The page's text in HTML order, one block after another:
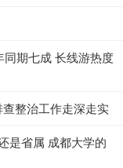
期七成 长线游热度
整治工作走深走实
是省属 成都大学的